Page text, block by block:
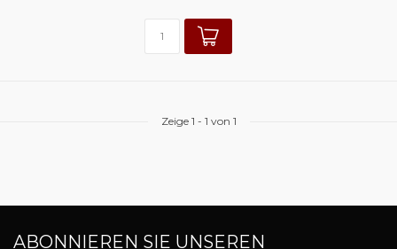
Zeige 1 - 1 von 1
ABONNIEREN SIE UNSEREN